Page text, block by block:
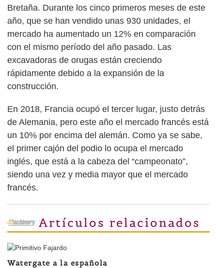
Bretaña. Durante los cinco primeros meses de este
año, que se han vendido unas 930 unidades, el
mercado ha aumentado un 12% en comparación
con el mismo período del año pasado. Las
excavadoras de orugas están creciendo
rápidamente debido a la expansión de la
construcción.
En 2018, Francia ocupó el tercer lugar, justo detrás
de Alemania, pero este año el mercado francés está
un 10% por encima del alemán. Como ya se sabe,
el primer cajón del podio lo ocupa el mercado
inglés, que está a la cabeza del “campeonato”,
siendo una vez y media mayor que el mercado
francés.
Artículos relacionados
Ha muerto Chanquete